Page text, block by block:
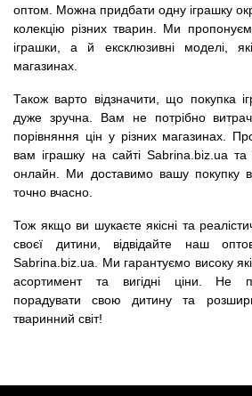
оптом. Можна придбати одну іграшку
колекцію різних тварин. Ми
іграшки, а й ексклюзивні моделі,
магазинах.
Також варто відзначити, що покупка
дуже зручна. Вам не потрібно
порівняння цін у різних магазинах.
вам іграшку на сайті Sabrina.biz.ua
онлайн. Ми доставимо вашу покупку в
точно вчасно.
Тож якщо ви шукаєте якісні та
своєї дитини, відвідайте наш
Sabrina.biz.ua. Ми гарантуємо високу
асортимент та вигідні ціни. Не
порадувати свою дитину та
тваринний світ!